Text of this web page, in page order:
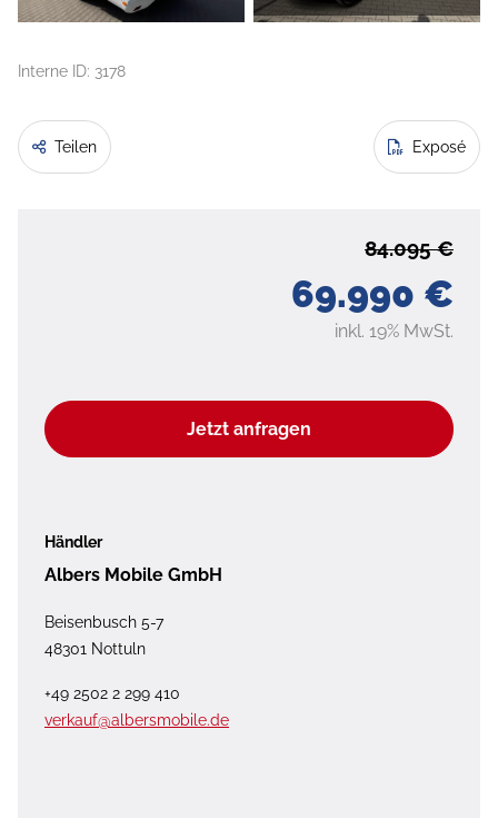
Interne ID: 3178
Teilen Exposé
69.990 €
84.095 €
inkl. 19% MwSt.
Jetzt anfragen
Händler
Albers Mobile GmbH
Beisenbusch 5-7
48301 Nottuln
+49 2502 2 299 410
verkauf@albersmobile.de